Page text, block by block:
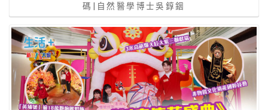
碼|自然醫學博士吳錞銦